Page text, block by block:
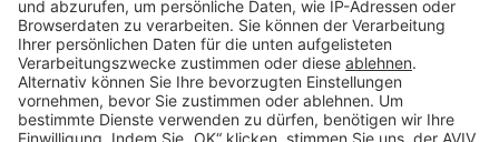
Cookie Einstellungen
Rechtliches
AGB-Übersicht